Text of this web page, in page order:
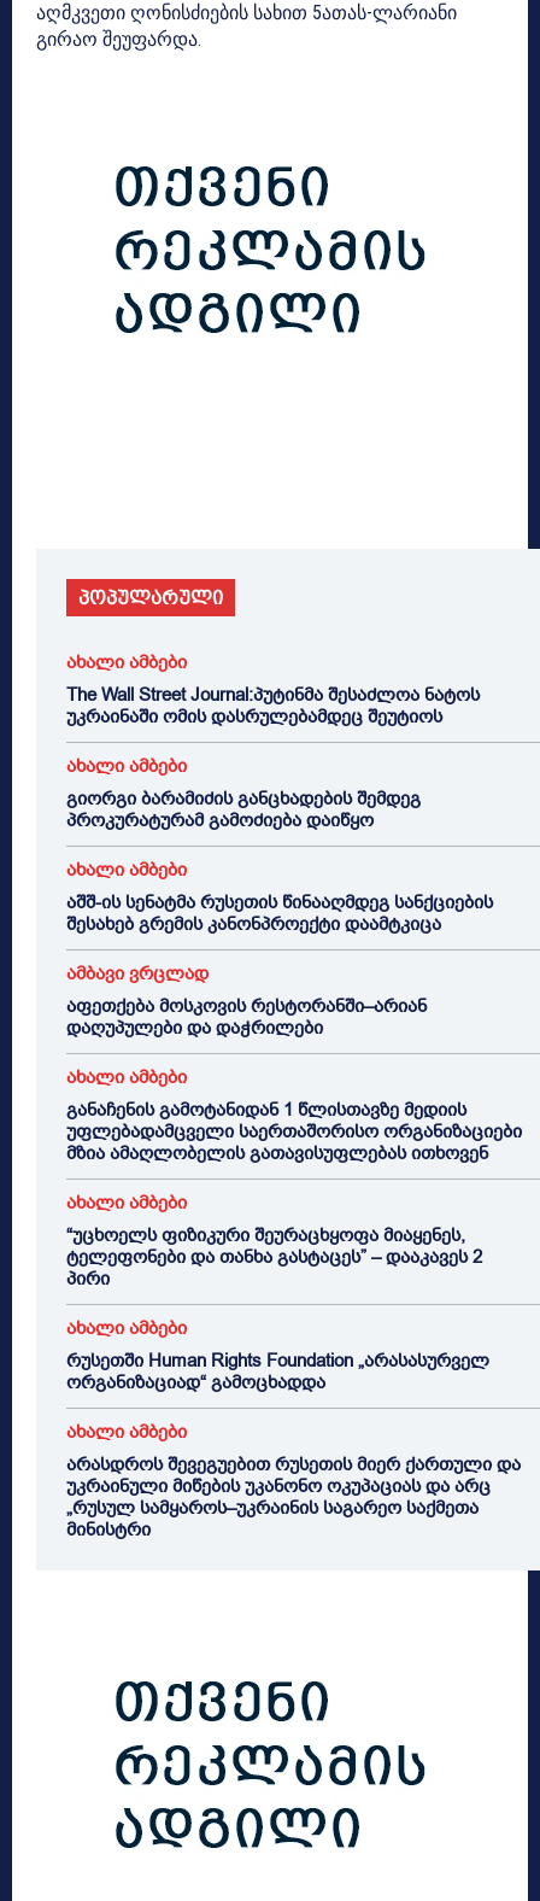
აღმკვეთი ღონისძიების სახით 5ათას-ლარიანი
გირაო შეუფარდა.
პოპულარული
ახალი ამბები
The Wall Street Journal:პუტინმა შესაძლოა ნატოს
უკრაინაში ომის დასრულებამდეც შეუტიოს
ახალი ამბები
გიორგი ბარამიძის განცხადების შემდეგ
პროკურატურამ გამოძიება დაიწყო
ახალი ამბები
აშშ-ის სენატმა რუსეთის წინააღმდეგ სანქციების
შესახებ გრემის კანონპროექტი დაამტკიცა
ამბავი ვრცლად
აფეთქება მოსკოვის რესტორანში–არიან
დაღუპულები და დაჭრილები
ახალი ამბები
განაჩენის გამოტანიდან 1 წლისთავზე მედიის
უფლებადამცველი საერთაშორისო ორგანიზაციები
მზია ამაღლობელის გათავისუფლებას ითხოვენ
ახალი ამბები
“უცხოელს ფიზიკური შეურაცხყოფა მიაყენეს,
ტელეფონები და თანხა გასტაცეს” – დააკავეს 2
პირი
ახალი ამბები
რუსეთში Human Rights Foundation „არასასურველ
ორგანიზაციად“ გამოცხადდა
ახალი ამბები
არასდროს შევეგუებით რუსეთის მიერ ქართული და
უკრაინული მიწების უკანონო ოკუპაციას და არც
„რუსულ სამყაროს–უკრაინის საგარეო საქმეთა
მინისტრი